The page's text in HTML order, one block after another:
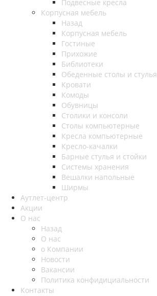
Подвесные кресла
Корпусная мебель
Назад
Корпусная мебель
Гостиные
Прихожие
Библиотеки
Обеденные столы и стулья
Кровати
Комоды
Обувницы
Столики и консоли
Столы компьютерные
Кресла компьютерные
Кресло-качалки
Барные стулья и стойки
Системы хранения
Вешалки напольные
Ширмы
Аутлет-центр
Акции
О нас
Назад
О нас
о Компании
Новости
Вакансии
Политика конфидициальности
Контакты